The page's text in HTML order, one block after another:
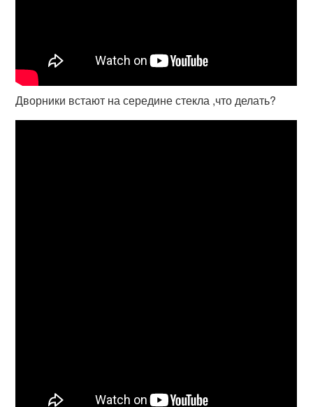
Дворники встают на середине стекла ,что делать?